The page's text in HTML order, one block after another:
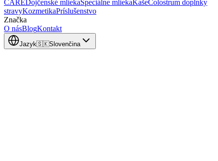
CAREDojčenské mliekaŠpeciálne mliekaKašeColostrum doplnky
stravyKozmetikaPríslušenstvo
Značka
O násBlogKontakt
Jazyk🇸🇰Slovenčina